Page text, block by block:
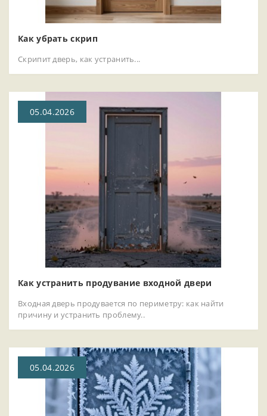
Как убрать скрип
Скрипит дверь, как устранить...
05.04.2026
Как устранить продувание входной двери
Входная дверь продувается по периметру: как найти
причину и устранить проблему..
05.04.2026